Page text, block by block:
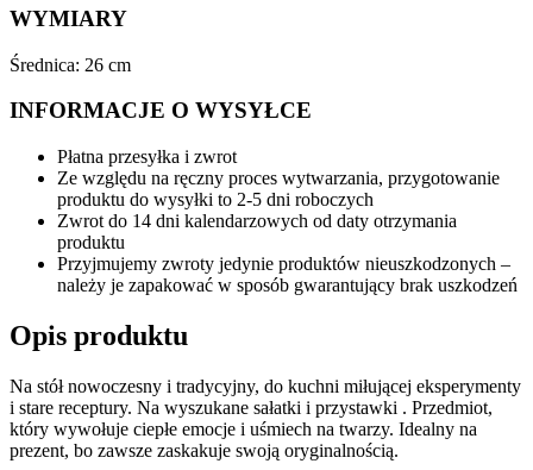
WYMIARY
Średnica: 26 cm
INFORMACJE O WYSYŁCE
Płatna przesyłka i zwrot
Ze względu na ręczny proces wytwarzania, przygotowanie
produktu do wysyłki to 2-5 dni roboczych
Zwrot do 14 dni kalendarzowych od daty otrzymania
produktu
Przyjmujemy zwroty jedynie produktów nieuszkodzonych –
należy je zapakować w sposób gwarantujący brak uszkodzeń
Opis produktu
Na stół nowoczesny i tradycyjny, do kuchni miłującej eksperymenty
i stare receptury. Na wyszukane sałatki i przystawki . Przedmiot,
który wywołuje ciepłe emocje i uśmiech na twarzy. Idealny na
prezent, bo zawsze zaskakuje swoją oryginalnością.